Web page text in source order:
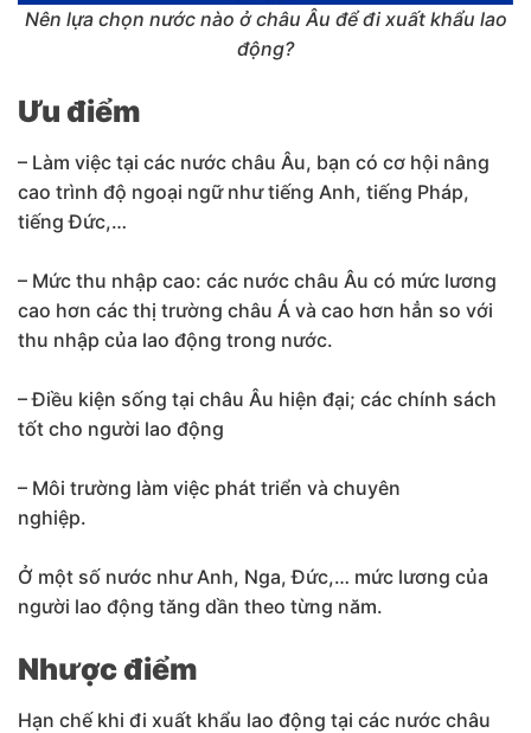
Nên lựa chọn nước nào ở châu Âu để đi xuất khẩu lao
động?
Ưu điểm
– Làm việc tại các nước châu Âu, bạn có cơ hội nâng
cao trình độ ngoại ngữ như tiếng Anh, tiếng Pháp,
tiếng Đức,…
– Mức thu nhập cao: các nước châu Âu có mức lương
cao hơn các thị trường châu Á và cao hơn hẳn so với
thu nhập của lao động trong nước.
– Điều kiện sống tại châu Âu hiện đại; các chính sách
tốt cho người lao động
– Môi trường làm việc phát triển và chuyên
nghiệp.
Ở một số nước như Anh, Nga, Đức,… mức lương của
người lao động tăng dần theo từng năm.
Nhược điểm
Hạn chế khi đi xuất khẩu lao động tại các nước châu